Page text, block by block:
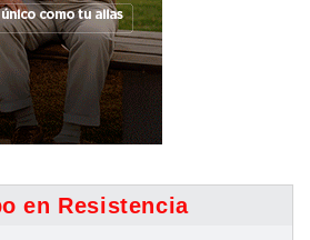
en Resistencia